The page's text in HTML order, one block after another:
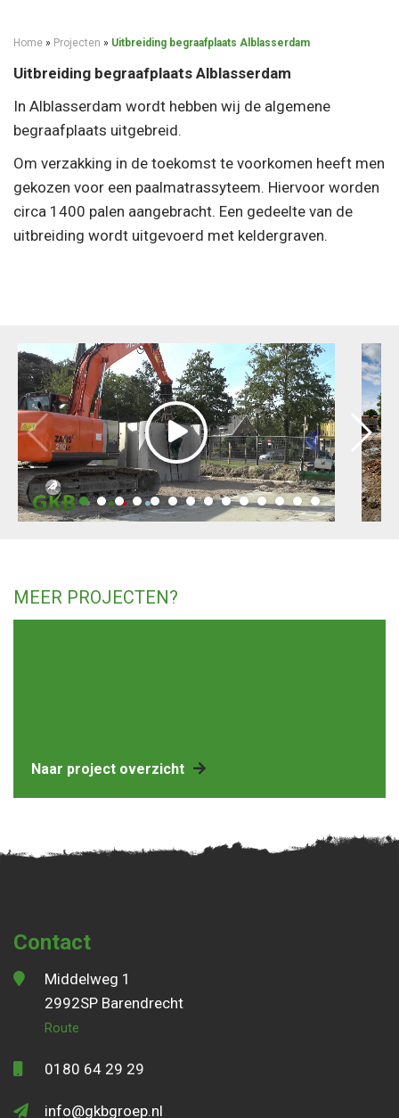
Home » Projecten » Uitbreiding begraafplaats Alblasserdam
Uitbreiding begraafplaats Alblasserdam
In Alblasserdam wordt hebben wij de algemene
begraafplaats uitgebreid.
Om verzakking in de toekomst te voorkomen heeft men
gekozen voor een paalmatrassyteem. Hiervoor worden
circa 1400 palen aangebracht. Een gedeelte van de
uitbreiding wordt uitgevoerd met keldergraven.
MEER PROJECTEN?
Naar project overzicht
Contact
Middelweg 1
2992SP Barendrecht
Route
0180 64 29 29
info@gkbgroep.nl